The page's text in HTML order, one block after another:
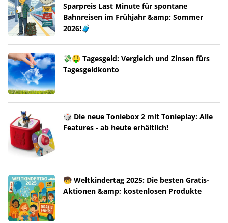
Sparpreis Last Minute für spontane
Bahnreisen im Frühjahr &amp; Sommer
2026!🧳
💸🤑 Tagesgeld: Vergleich und Zinsen fürs
Tagesgeldkonto
🎲 Die neue Toniebox 2 mit Tonieplay: Alle
Features - ab heute erhältlich!
🧒 Weltkindertag 2025: Die besten Gratis-
Aktionen &amp; kostenlosen Produkte